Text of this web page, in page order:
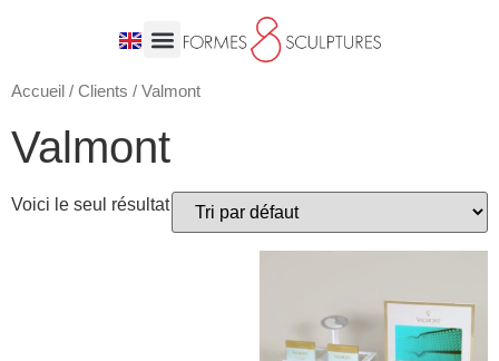
Accueil / Clients / Valmont
Valmont
Voici le seul résultat